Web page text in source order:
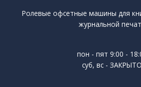
Ролевые офсетные машины для
журнальной
пон - пят 9:00 -
суб, вс - ЗАКРЫТО